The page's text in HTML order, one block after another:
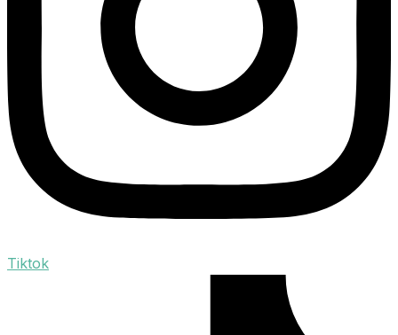
Tiktok